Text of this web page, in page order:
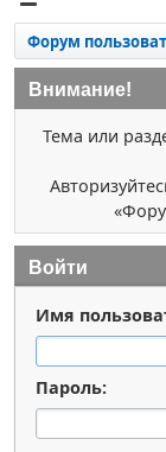
Форум
Внимание!
Тема или
Войти
Имя
Пароль: